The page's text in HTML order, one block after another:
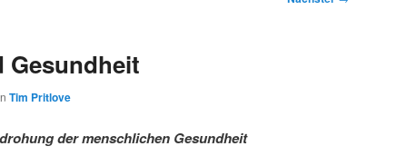
Gesundheit
Tim Pritlove
der menschlichen Gesundheit